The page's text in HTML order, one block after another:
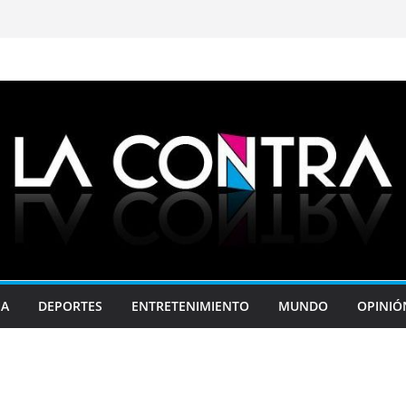
DEPORTES ENTRETENIMIENTO MUNDO